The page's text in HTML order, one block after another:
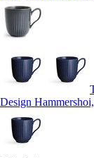
Design